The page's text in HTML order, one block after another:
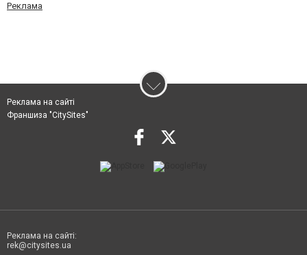
Реклама
Реклама на сайті
Франшиза "CitySites"
Реклама на сайті:
rek@citysites.ua